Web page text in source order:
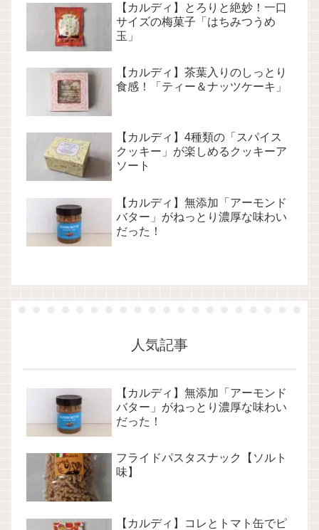
【カルディ】とろりと絶妙！一口
サイズの梅菓子「はちみつうめ
玉」
【カルディ】茶葉入りのしっとり
食感！「ティー＆ナッツケーキ」
【カルディ】4種類の「スパイス
クッキー」が楽しめるクッキーア
ソート
【カルディ】無添加「アーモンド
バター」がねっとり濃厚な味わい
だった！
人気記事
【カルディ】無添加「アーモンド
バター」がねっとり濃厚な味わい
だった！
フライドパスタスナック【ソルト
味】
【カルディ】コレとトマト缶でピ